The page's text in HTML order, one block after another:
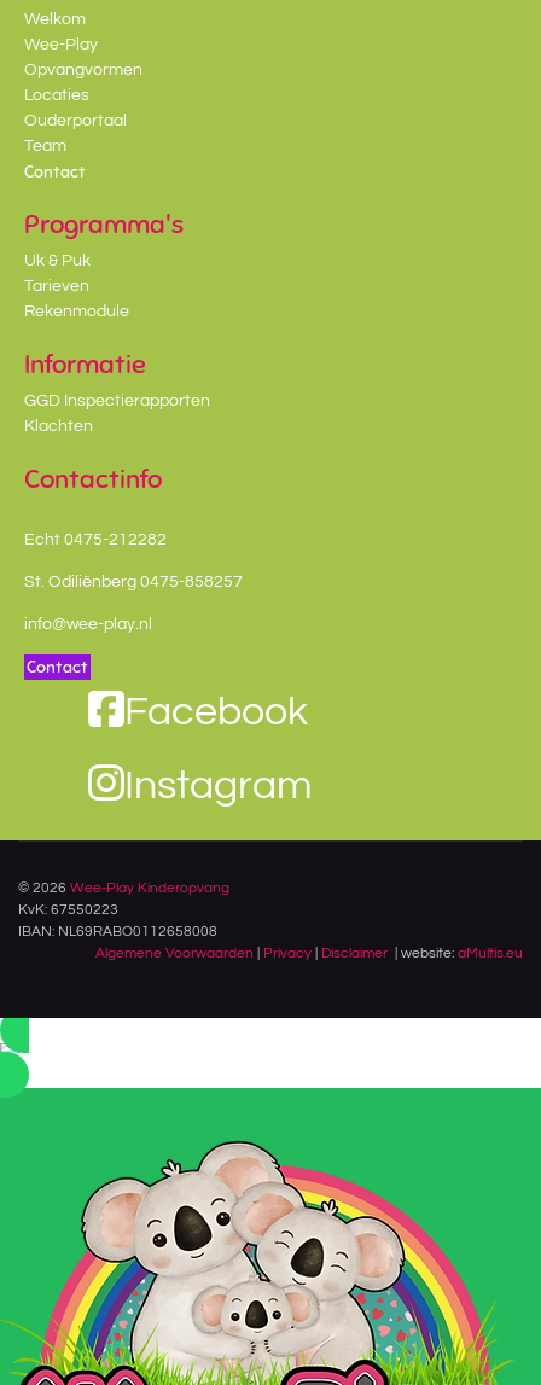
Welkom
Wee-Play
Opvangvormen
Locaties
Ouderportaal
Team
Contact
Programma's
Uk & Puk
Tarieven
Rekenmodule
Informatie
GGD Inspectierapporten
Klachten
Contactinfo
Echt 0475-212282
St. Odiliënberg 0475-858257
info@wee-play.nl
Contact
Facebook
Instagram
© 2026 Wee-Play Kinderopvang
KvK: 67550223
IBAN: NL69RABO0112658008
Algemene Voorwaarden
Privacy Disclaimer | website: aMultis.eu